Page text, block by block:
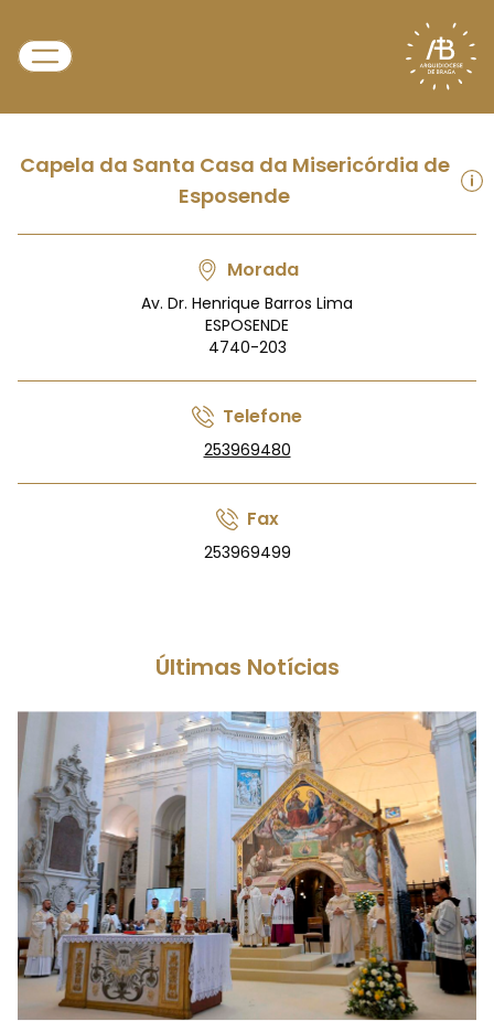
Capela da Santa Casa da Misericórdia de
Esposende
Morada
Av. Dr. Henrique Barros Lima
ESPOSENDE
4740-203
Telefone
253969480
Fax
253969499
Últimas Notícias